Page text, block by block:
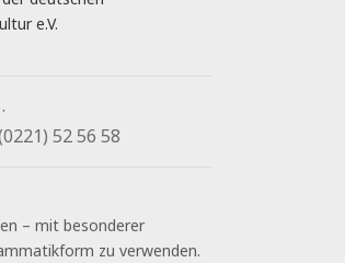
e.V.
52 56 58
– mit besonderer
zu verwenden.